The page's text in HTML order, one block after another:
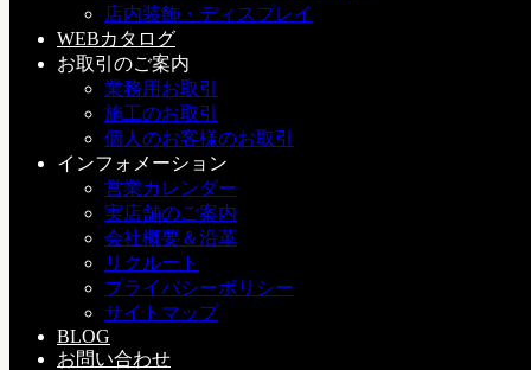
店内装飾・ディスプレイ
WEBカタログ
お取引のご案内
業務用お取引
施工のお取引
個人のお客様のお取引
インフォメーション
営業カレンダー
実店舗のご案内
会社概要＆沿革
リクルート
プライバシーポリシー
サイトマップ
BLOG
お問い合わせ
色は青・緑・赤の３色。
コードの色はクリアとグリーン。
今は試作段階なのでコードが太いんですがこれがもっとスリ
ムになるみたいです。
画像を良く見ていただくと分かると思うんだけど、同じ電飾
でしょ？
同じ場所が違う色で光るでしょう♪